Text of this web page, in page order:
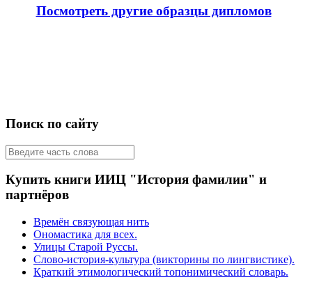
Посмотреть другие образцы дипломов
Поиск по сайту
Купить книги ИИЦ "История фамилии" и
партнёров
Времён связующая нить
Ономастика для всех.
Улицы Старой Руссы.
Слово-история-культура (викторины по лингвистике).
Краткий этимологический топонимический словарь.